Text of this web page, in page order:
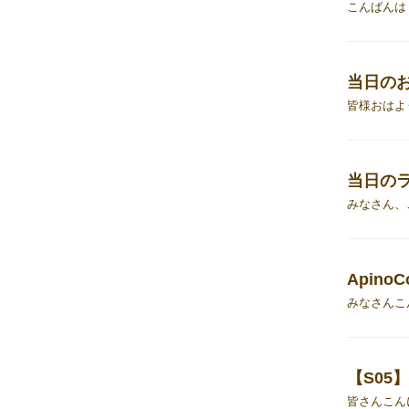
当日の
当日の
【S05